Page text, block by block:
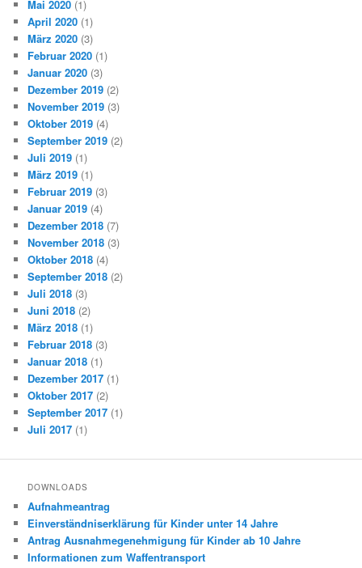
Mai 2020 (1)
April 2020 (1)
März 2020 (3)
Februar 2020 (1)
Januar 2020 (3)
Dezember 2019 (2)
November 2019 (3)
Oktober 2019 (4)
September 2019 (2)
Juli 2019 (1)
März 2019 (1)
Februar 2019 (3)
Januar 2019 (4)
Dezember 2018 (7)
November 2018 (3)
Oktober 2018 (4)
September 2018 (2)
Juli 2018 (3)
Juni 2018 (2)
März 2018 (1)
Februar 2018 (3)
Januar 2018 (1)
Dezember 2017 (1)
Oktober 2017 (2)
September 2017 (1)
Juli 2017 (1)
DOWNLOADS
Aufnahmeantrag
Einverständniserklärung für Kinder unter 14 Jahre
Antrag Ausnahmegenehmigung für Kinder ab 10 Jahre
Informationen zum Waffentransport